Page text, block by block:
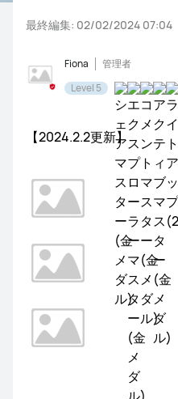
ギャラリー
最終編集: 02/02/2024 07:04
Fiona
管理者
Level 5
【2024.2.2更新】